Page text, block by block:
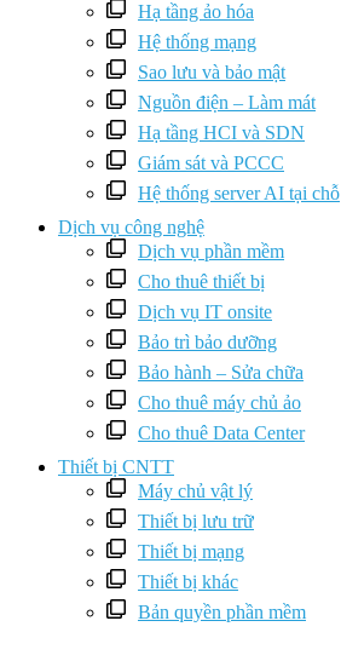
Hạ tầng ảo hóa
Hệ thống mạng
Sao lưu và bảo mật
Nguồn điện – Làm mát
Hạ tầng HCI và SDN
Giám sát và PCCC
Hệ thống server AI tại chỗ
Dịch vụ công nghệ
Dịch vụ phần mềm
Cho thuê thiết bị
Dịch vụ IT onsite
Bảo trì bảo dưỡng
Bảo hành – Sửa chữa
Cho thuê máy chủ ảo
Cho thuê Data Center
Thiết bị CNTT
Máy chủ vật lý
Thiết bị lưu trữ
Thiết bị mạng
Thiết bị khác
Bản quyền phần mềm